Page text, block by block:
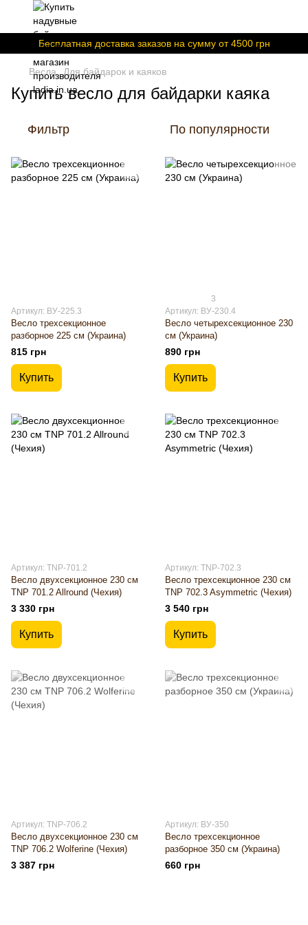
Бесплатная доставка заказов на сумму от 4500 грн
Весла Для байдарок и каяков
Купить весло для байдарки каяка
Фильтр По популярности
Артикул: ВУ-225.3
Весло трехсекционное
разборное 225 см (Украина)
815 грн
Купить
3
Артикул: ВУ-230.4
Весло четырехсекционное 230
см (Украина)
890 грн
Купить
Артикул: TNP-701.2
Весло двухсекционное 230 см
TNP 701.2 Allround (Чехия)
3 330 грн
Купить
Артикул: TNP-702.3
Весло трехсекционное 230 см
TNP 702.3 Asymmetric (Чехия)
3 540 грн
Купить
Артикул: TNP-706.2
Весло двухсекционное 230 см
TNP 706.2 Wolferine (Чехия)
3 387 грн
Артикул: ВУ-350
Весло трехсекционное
разборное 350 см (Украина)
660 грн